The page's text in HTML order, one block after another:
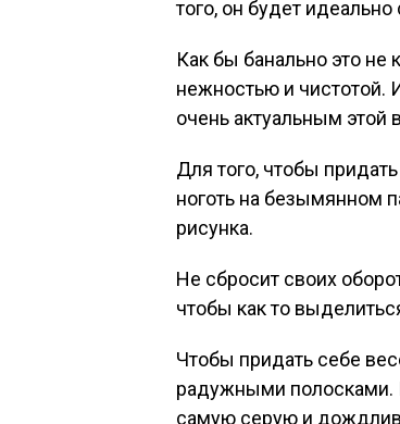
того, он будет идеально
Как бы банально это не
нежностью и чистотой.
очень актуальным этой
Для того, чтобы
ноготь на безымянном
рисунка.
Не сбросит своих
чтобы как то
Чтобы придать себе
радужными полосками.
самую серую и